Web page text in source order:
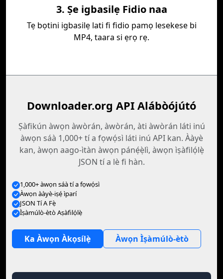
3. Ṣe igbasilẹ Fidio naa
Tẹ bọtini igbasilẹ lati fi fidio pamọ lesekese bi
MP4, taara si ẹrọ rẹ.
Downloader.org API Alábòójútó
Ṣàfikún àwọn àwòrán, àwòrán, àti àwòrán láti inú
àwọn sáà 1,000+ tí a fọwọ́sì láti inú API kan. Ààyè
kan, àwọn aago-ìtàn àwọn pánẹ́ẹ̀lì, àwọn ìṣàfilọ́lẹ̀
JSON tí a lè fi hàn.
1,000+ àwọn sáà tí a fọwọ́sì
Àwọn ààyè-iṣẹ́ ìparí
JSON Tí A Fẹ̀
Ìṣàmúlò-ètò Aṣàfilọ́lẹ̀
Ka Àwọn Àkọsílẹ̀ Àwọn Ìṣàmúlò-ètò